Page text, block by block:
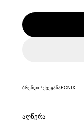
ბრენდი / ქვეყანაRONIX
აღწერა